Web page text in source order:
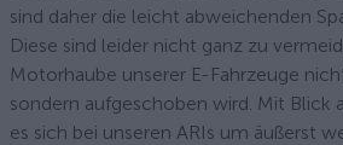
sind daher die leicht abweichenden
Diese sind leider nicht ganz zu
Motorhaube unserer E-Fahrzeuge
sondern aufgeschoben wird. Mit Blick
es sich bei unseren ARIs um äußerst